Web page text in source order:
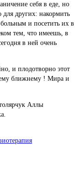
себя в еде, но
других: накормить
и посетить их в
тем, что имеешь, в
в ней очень
и плодотворно этот
ближнему ! Мира и
Аллы